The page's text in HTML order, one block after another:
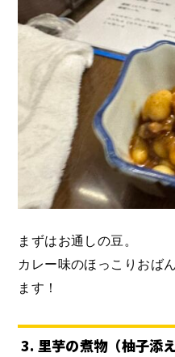
まずはお通しの豆。
カレー味のほっこりおば
ます！
3. 里芋の煮物（柚子添え